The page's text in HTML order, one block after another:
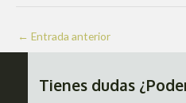
Navegación
de
← Entrada anterior
Tienes dudas